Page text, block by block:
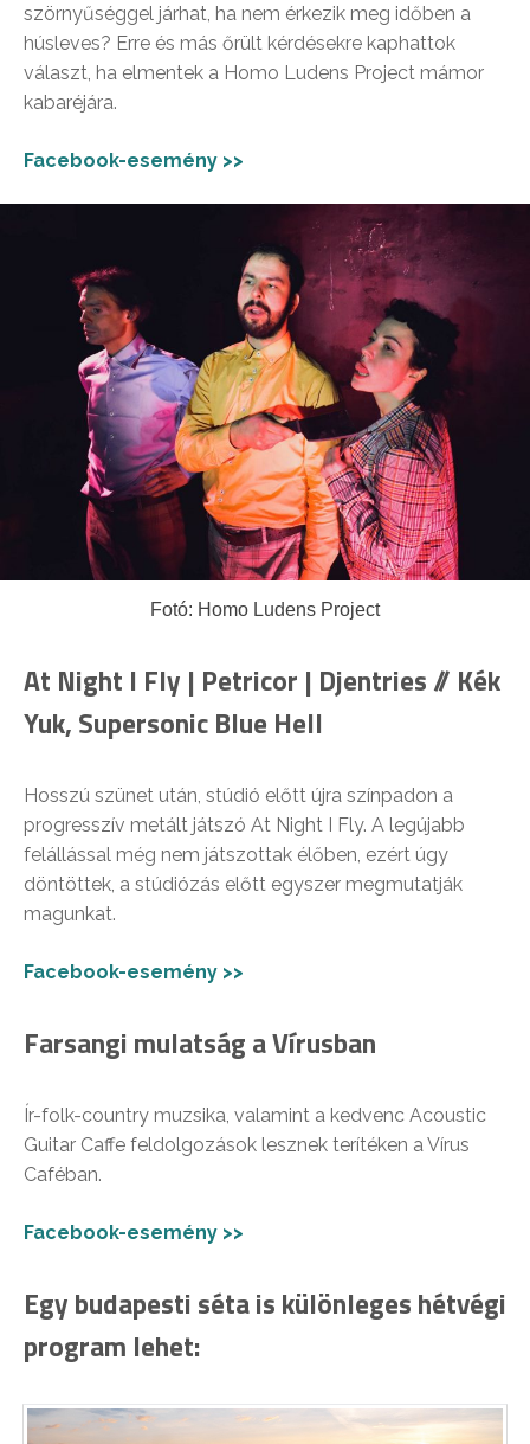
szörnyűséggel járhat, ha nem érkezik meg időben a
húsleves? Erre és más őrült kérdésekre kaphattok
választ, ha elmentek a Homo Ludens Project mámor
kabaréjára.
Facebook-esemény >>
Fotó: Homo Ludens Project
At Night I Fly | Petricor | Djentries // Kék
Yuk, Supersonic Blue Hell
Hosszú szünet után, stúdió előtt újra színpadon a
progresszív metált játszó At Night I Fly. A legújabb
felállással még nem játszottak élőben, ezért úgy
döntöttek, a stúdiózás előtt egyszer megmutatják
magunkat.
Facebook-esemény >>
Farsangi mulatság a Vírusban
Ír-folk-country muzsika, valamint a kedvenc Acoustic
Guitar Caffe feldolgozások lesznek terítéken a Vírus
Caféban.
Facebook-esemény >>
Egy budapesti séta is különleges hétvégi
program lehet: